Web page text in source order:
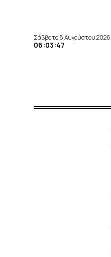
Σάββατο 8 Αυγούστου 2026
06:03:48